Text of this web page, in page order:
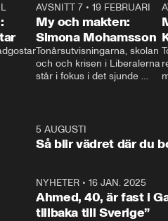
vi
24:30
AVSNITT 7• 19 FEBRUARI
My och makten:
Simona Mohamsson
Tonårsutvisningarna, skolan
och och krisen i Liberalerna
står i fokus i det sjunde
kommentator My
Rohwedder ställer
utbildnings- och
Mohamsson till svars.
5 AUGUSTI
Så blir vädret där du
NYHETER• 16 JAN. 2025
Ahmed, 40, är fast i
tillbaka till Sverige”